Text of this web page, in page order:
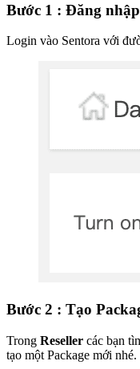
Bước 1 : Đăng
Login vào Sentora với
Bước 2 : Tạo
Trong Reseller các bạn
tạo một Package mới nhé.